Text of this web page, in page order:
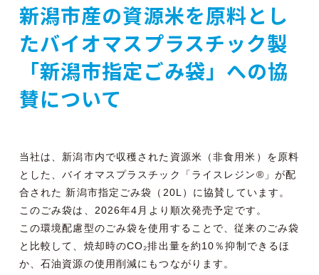
新潟市産の資源米を原料とし
たバイオマスプラスチック製
「新潟市指定ごみ袋」への協
賛について
当社は、新潟市内で収穫された資源米（非食用米）を原料
とした、バイオマスプラスチック「ライスレジン®」が配
合された 新潟市指定ごみ袋（20L）に協賛しています。
このごみ袋は、2026年4月より順次発売予定です。
この環境配慮型のごみ袋を使用することで、従来のごみ袋
と比較して、焼却時のCO₂排出量を約10％抑制できるほ
か、石油資源の使用削減にもつながります。